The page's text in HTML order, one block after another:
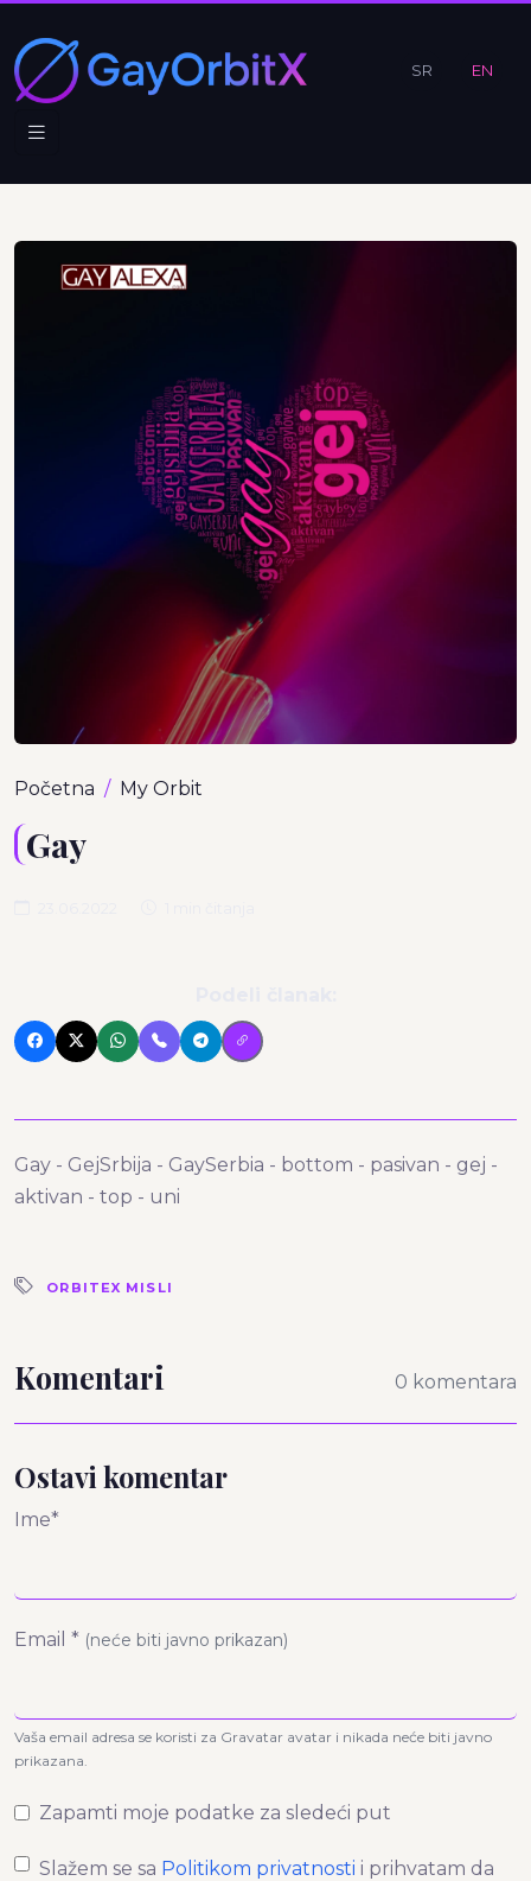
SR EN
Početna My Orbit
Gay
Gay - GejSrbija - GaySerbia - bottom - pasivan - gej -
aktivan - top - uni
ORBITEX MISLI
Komentari 0 komentara
Ostavi komentar
Ime*
Email * (neće biti javno prikazan)
Vaša email adresa se koristi za Gravatar avatar i nikada neće biti javno
prikazana.
Zapamti moje podatke za sledeći put
Slažem se sa Politikom privatnosti i prihvatam da